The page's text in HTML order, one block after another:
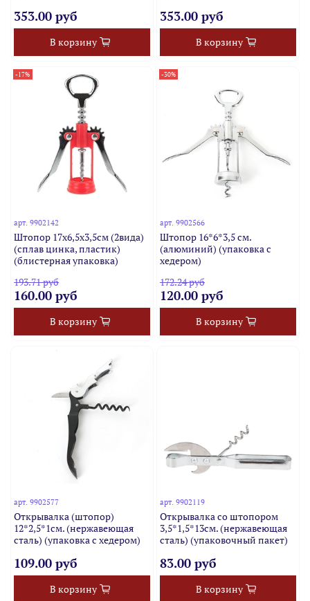
353.00 руб
В корзину
353.00 руб
В корзину
-17%
арт.9902142
Штопор 17х6,5х3,5см (2вида)
(сплав цинка, пластик)
(блистерная упаковка)
193.71 руб
160.00 руб
В корзину
-30%
арт. 9902566
Штопор 16*6*3,5 см.
(алюминий) (упаковка с
хедером)
172.24 руб
120.00 руб
В корзину
арт.9902577
Открывалка (штопор)
12*2,5*1см. (нержавеющая
сталь) (упаковка с хедером)
109.00 руб
В корзину
арт. 9902119
Открывалка со штопором
3,5*1,5*13см. (нержавеющая
сталь) (упаковочный пакет)
83.00 руб
В корзину